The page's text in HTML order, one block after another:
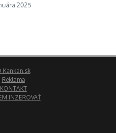
2025
Kankan.sk
Reklama
KONTAKT
INZEROVAŤ